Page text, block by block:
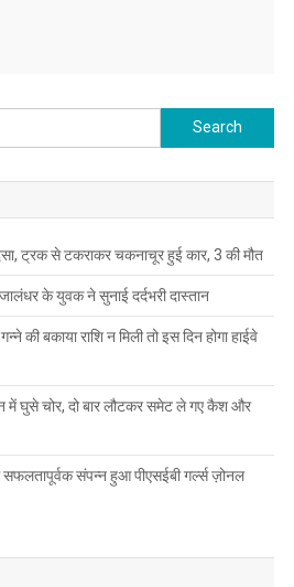
Search for:
ट्रक से टकराकर चकनाचूर हुई कार, 3 की मौत
के युवक ने सुनाई दर्दभरी दास्तान
की बकाया राशि न मिली तो इस दिन होगा हाईवे
में घुसे चोर, दो बार लौटकर समेट ले गए कैश और
सफलतापूर्वक संपन्न हुआ पीएसईबी गर्ल्स ज़ोनल